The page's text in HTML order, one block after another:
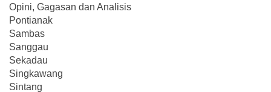
Opini, Gagasan dan Analisis
Pontianak
Sambas
Sanggau
Sekadau
Singkawang
Sintang